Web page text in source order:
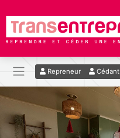
Repreneur Cédant